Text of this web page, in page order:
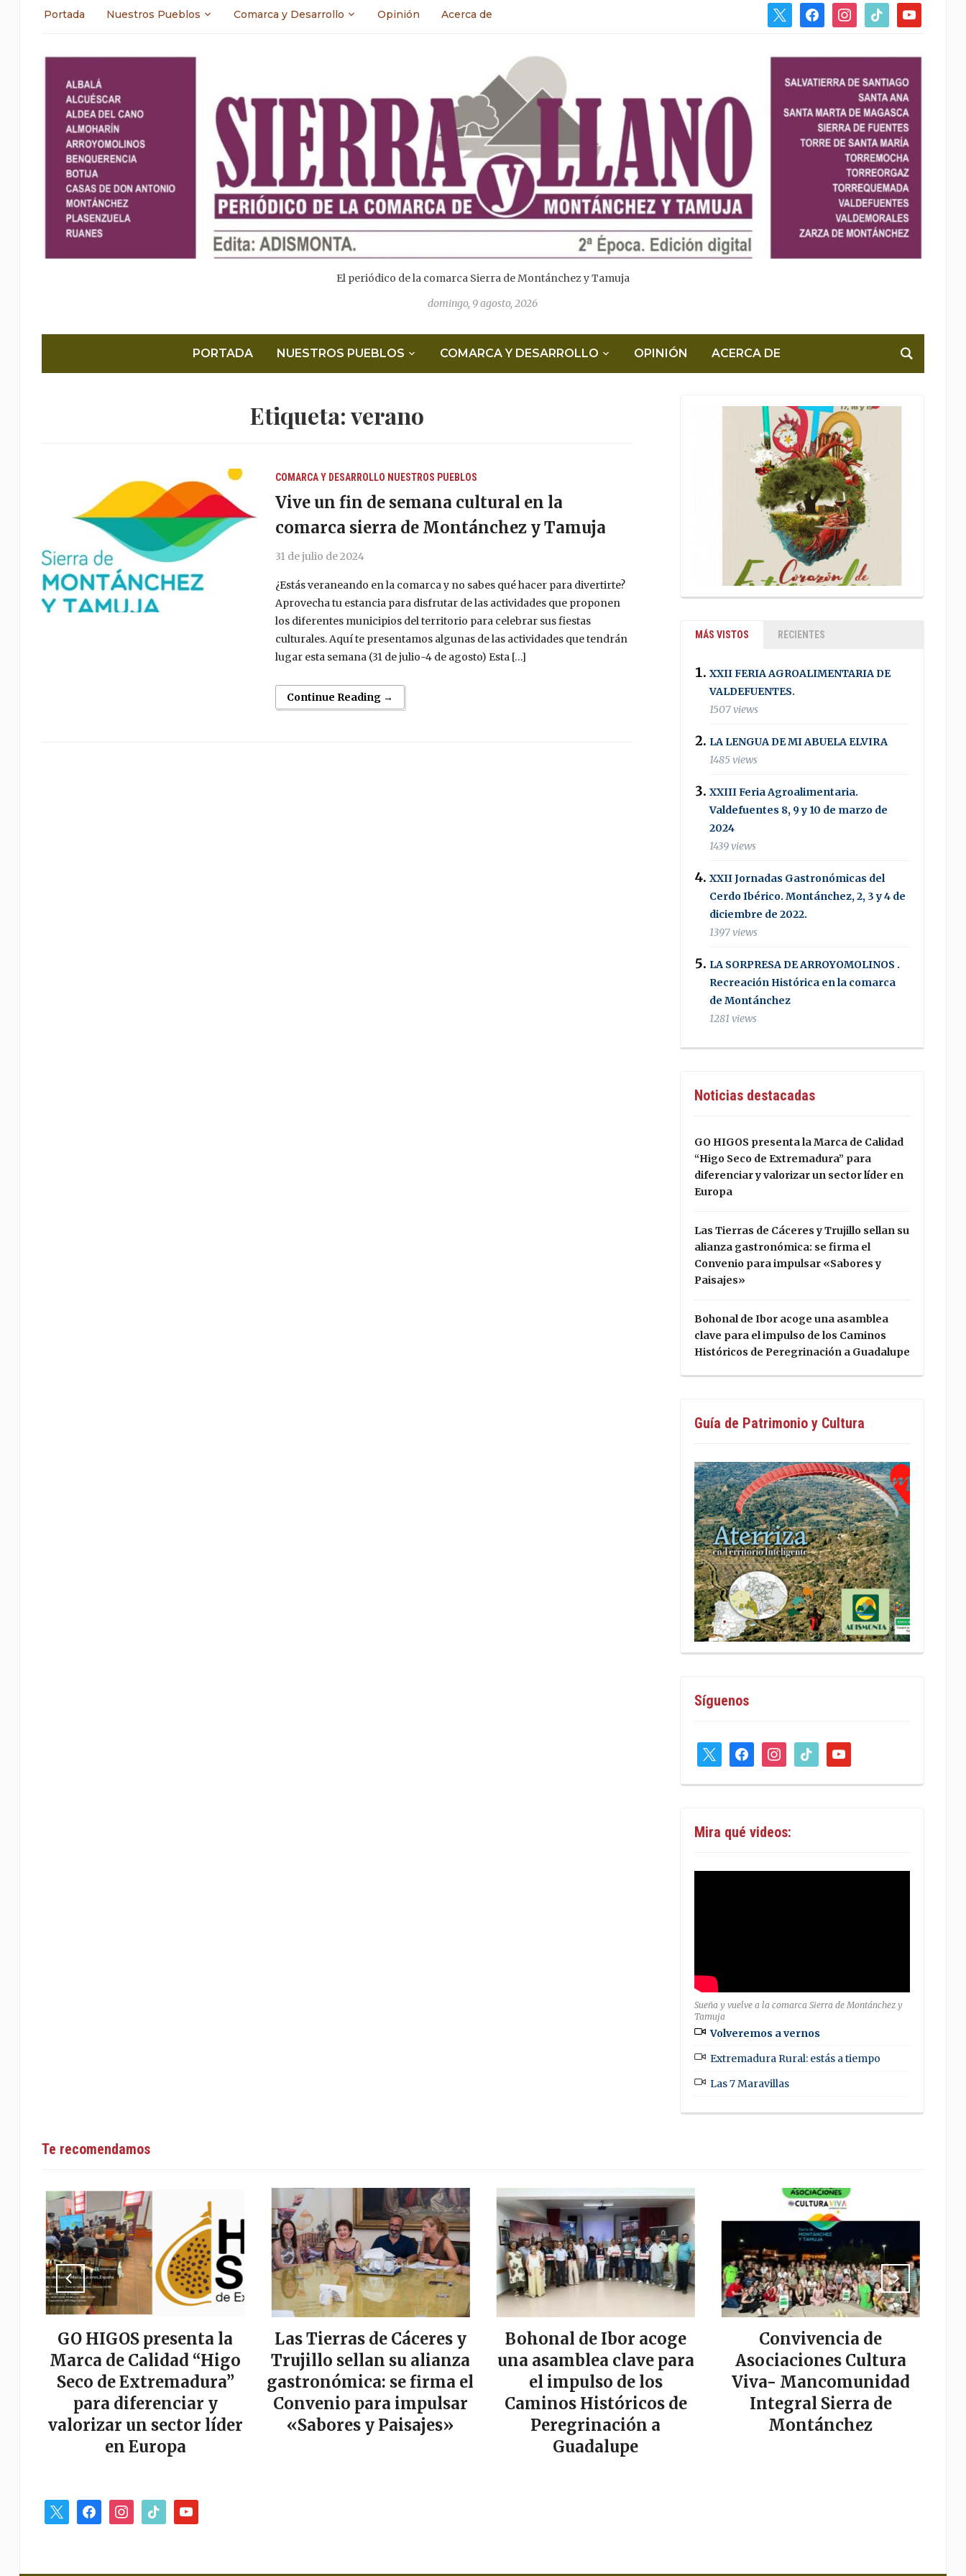
facebookinstagram
tiktok youtube
Portada Nuestros Pueblos Comarca y Desarrollo Opinión Acerca de
El periódico de la comarca Sierra de Montánchez y Tamuja
domingo, 9 agosto, 2026
PORTADA NUESTROS PUEBLOS COMARCA Y DESARROLLO OPINIÓN ACERCA DE
Etiqueta:verano
COMARCA Y DESARROLLO NUESTROS PUEBLOS
Vive un fin de semana cultural en la
comarca sierra de Montánchez y Tamuja
31 de julio de 2024
¿Estás veraneando en la comarca y no sabes qué hacer para divertirte?
Aprovecha tu estancia para disfrutar de las actividades que proponen
los diferentes municipios del territorio para celebrar sus fiestas
culturales. Aquí te presentamos algunas de las actividades que tendrán
lugar esta semana (31 de julio-4 de agosto) Esta […]
Continue Reading →
MÁS VISTOS RECIENTES
XXII FERIA AGROALIMENTARIA DE
VALDEFUENTES.
1507 views
LA LENGUA DE MI ABUELA ELVIRA
1485 views
XXIII Feria Agroalimentaria.
Valdefuentes 8, 9 y 10 de marzo de
2024
1439 views
XXII Jornadas Gastronómicas del
Cerdo Ibérico. Montánchez, 2, 3 y 4 de
diciembre de 2022.
1397 views
LA SORPRESA DE ARROYOMOLINOS .
Recreación Histórica en la comarca
de Montánchez
1281 views
Noticias destacadas
GO HIGOS presenta la Marca de Calidad
“Higo Seco de Extremadura” para
diferenciar y valorizar un sector líder en
Europa
Las Tierras de Cáceres y Trujillo sellan su
alianza gastronómica: se firma el
Convenio para impulsar «Sabores y
Paisajes»
Bohonal de Ibor acoge una asamblea
clave para el impulso de los Caminos
Históricos de Peregrinación a Guadalupe
Guía de Patrimonio y Cultura
Síguenos
facebookinstagram
tiktok youtube
Mira qué videos:
Sueña y vuelve a la comarca Sierra de Montánchez y
Tamuja
Volveremos a vernos
Extremadura Rural: estás a tiempo
Las 7 Maravillas
Te recomendamos
GO HIGOS presenta la
Marca de Calidad “Higo
Seco de Extremadura”
para diferenciar y
valorizar un sector líder
en Europa
Las Tierras de Cáceres y
Trujillo sellan su alianza
gastronómica: se firma el
Convenio para impulsar
«Sabores y Paisajes»
Bohonal de Ibor acoge
una asamblea clave para
el impulso de los
Caminos Históricos de
Peregrinación a
Guadalupe
Convivencia de
Asociaciones Cultura
Viva- Mancomunidad
Integral Sierra de
Montánchez
facebookinstagram
tiktok youtube